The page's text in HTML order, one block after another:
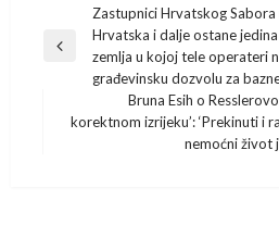
Navigacija
objava
Previous
Zastupnici Hrvatskog Sabora
Hrvatska i dalje ostane
zemlja u kojoj tele operateri
građevinsku dozvolu za
Next
Bruna Esih o
korektnom izrijeku’: ‘Prekinuti i
nemoćni život